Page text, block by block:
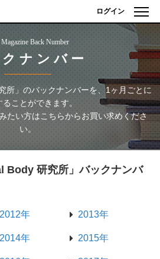
ログイン
Back Number
ナンバー
所」 のバックナンバーを、1ヶ月ごとに
ることができます。
たい方はこちらからお買い求めくださ
い。
Body 研究所」バックナンバ
2012年 2013年
2014年 2015年